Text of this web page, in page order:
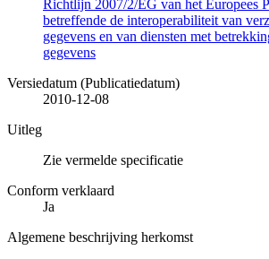
Richtlijn 2007/2/EG van het Europees
betreffende de interoperabiliteit van
gegevens en van diensten met
gegevens
Versiedatum (Publicatiedatum)
2010-12-08
Uitleg
Zie vermelde specificatie
Conform verklaard
Ja
Algemene beschrijving herkomst